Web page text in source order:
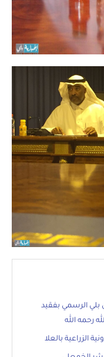
بلي الرسمي بفقيد
رحمه الله
الزراعية بالعلا